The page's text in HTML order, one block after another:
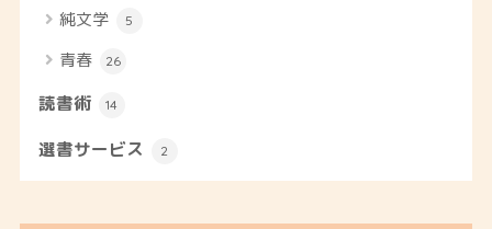
純文学 5
青春 26
読書術 14
選書サービス 2